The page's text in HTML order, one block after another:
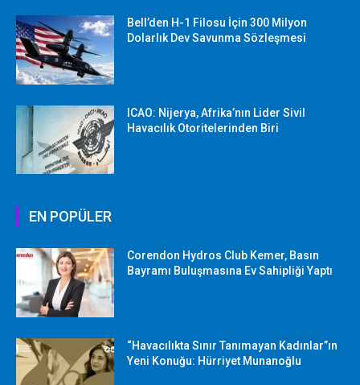
Bell’den H-1 Filosu İçin 300 Milyon
Dolarlık Dev Savunma Sözleşmesi
ICAO: Nijerya, Afrika’nın Lider Sivil
Havacılık Otoritelerinden Biri
EN POPÜLER
Corendon Hydros Club Kemer, Basın
Bayramı Buluşmasına Ev Sahipliği Yaptı
“Havacılıkta Sınır Tanımayan Kadınlar”ın
Yeni Konuğu: Hürriyet Munanoğlu